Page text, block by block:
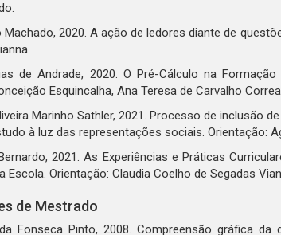
Machado, 2020. A ação de ledores diante de
de Andrade, 2020. O Pré-Cálculo na
Esquincalha, Ana Teresa de Carvalho
Marinho Sathler, 2021. Processo de
à luz das representações sociais. Orientação:
2021. As Experiências e Práticas
Escola. Orientação: Claudia Coelho de Segadas
de Mestrado
Fonseca Pinto, 2008. Compreensão gráfica